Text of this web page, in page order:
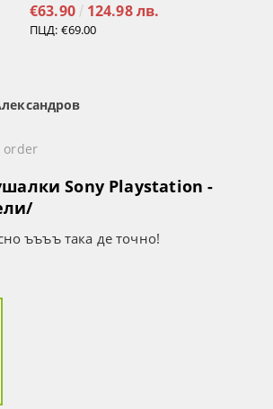
€63.90 124.98 лв.
ПЦД: €69.00
order
Sony Playstation -
ъъъъ така де точно!